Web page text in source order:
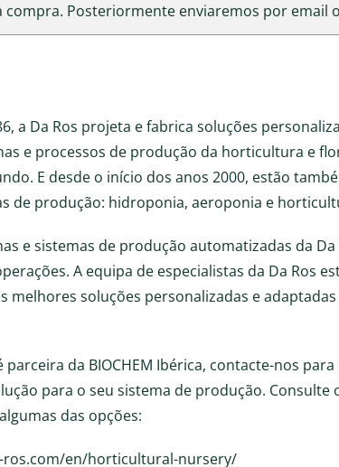
compra. Posteriormente enviaremos por email
a Da Ros projeta e fabrica soluções
e processos de produção da horticultura e
E desde o início dos anos 2000, estão
de produção: hidroponia, aeroponia e
e sistemas de produção automatizadas da
A equipa de especialistas da Da Ros
melhores soluções personalizadas e
parceira da BIOCHEM Ibérica, contacte-nos
para o seu sistema de produção. Consulte
das opções:
en/horticultural-nursery/